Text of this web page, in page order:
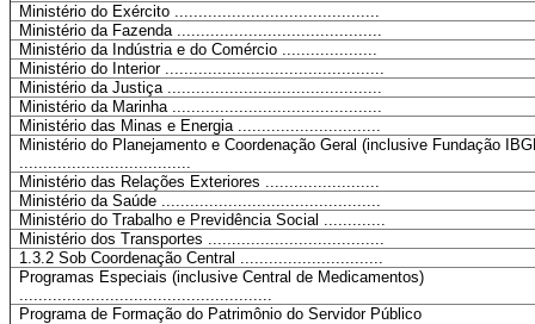
Ministério do Exército ...........................................
Ministério da Fazenda ...........................................
Ministério da Indústria e do Comércio ....................
Ministério do Interior ..............................................
Ministério da Justiça .............................................
Ministério da Marinha ............................................
Ministério das Minas e Energia ..............................
Ministério do Planejamento e Coordenação Geral (inclusive Fundação
Ministério das Relações Exteriores ........................
Ministério da Saúde ..............................................
Ministério do Trabalho e Previdência Social .............
Ministério dos Transportes .....................................
1.3.2 Sob Coordenação Central ..............................
Programas Especiais (inclusive Central de Medicamentos)
Programa de Formação do Patrimônio do Servidor Público